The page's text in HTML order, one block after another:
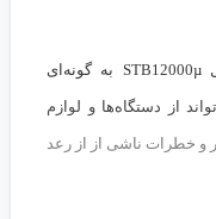
کیلوولت آمپر مدل STB12000µ به گونه‌ای
از دستگاه‌ها و لوازم
و خطرات ناشی از از رعد